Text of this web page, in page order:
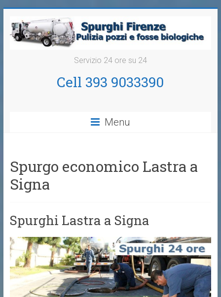
Servizio 24 ore su 24
Cell 393 9033390
Menu
Spurgo economico Lastra a
Signa
Spurghi Lastra a Signa